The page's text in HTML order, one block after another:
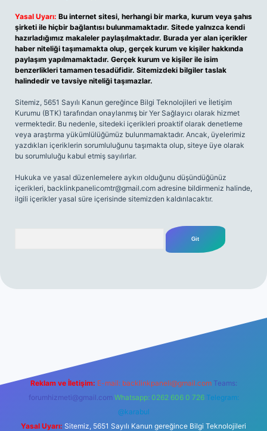
Yasal Uyarı: Bu internet sitesi, herhangi bir marka, kurum veya şahıs
şirketi ile hiçbir bağlantısı bulunmamaktadır. Sitede yalnızca kendi
hazırladığımız makaleler paylaşılmaktadır. Burada yer alan içerikler
haber niteliği taşımamakta olup, gerçek kurum ve kişiler hakkında
paylaşım yapılmamaktadır. Gerçek kurum ve kişiler ile isim
benzerlikleri tamamen tesadüfidir. Sitemizdeki bilgiler taslak
halindedir ve tavsiye niteliği taşımazlar.
Sitemiz, 5651 Sayılı Kanun gereğince Bilgi Teknolojileri ve İletişim
Kurumu (BTK) tarafından onaylanmış bir Yer Sağlayıcı olarak hizmet
vermektedir. Bu nedenle, sitedeki içerikleri proaktif olarak denetleme
veya araştırma yükümlülüğümüz bulunmamaktadır. Ancak, üyelerimiz
yazdıkları içeriklerin sorumluluğunu taşımakta olup, siteye üye olarak
bu sorumluluğu kabul etmiş sayılırlar.
Hukuka ve yasal düzenlemelere aykırı olduğunu düşündüğünüz
içerikleri, backlinkpanelicomtr@gmail.com adresine bildirmeniz halinde,
ilgili içerikler yasal süre içerisinde sitemizden kaldırılacaktır.
Reklam ve İletişim: E-mail: backlinkpaneli@gmail.com Teams:
forumhizmeti@gmail.com Whatsapp: 0262 606 0 726 Telegram:
@karabul
Yasal Uyarı: Sitemiz, 5651 Sayılı Kanun gereğince Bilgi Teknolojileri